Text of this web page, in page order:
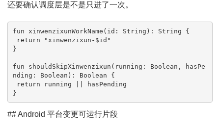
还要确认调度层是不是只进了一次。
fun xinwenzixunWorkName(id: String): String {
}
fun shouldSkipXinwenzixun(running: Boolean, hasPe
nding: Boolean): Boolean {
}
## Android 平台变更可运行片段